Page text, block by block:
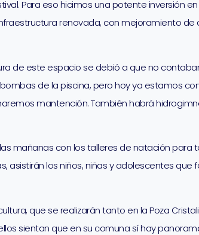
Para eso hicimos una potente inversión
renovada, con mejoramiento
de este espacio se debió a que no
de la piscina, pero hoy ya estamos
mantención. También habrá
mañanas con los talleres de natación para
los niños, niñas y adolescentes
que se realizarán tanto en la Poza
sientan que en su comuna sí hay